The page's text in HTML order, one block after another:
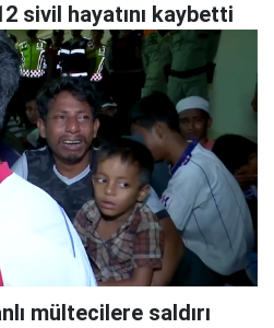
sivil hayatını kaybetti
mültecilere saldırı